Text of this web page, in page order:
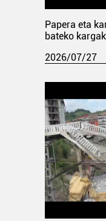
Papera eta
bateko
2026/07/27